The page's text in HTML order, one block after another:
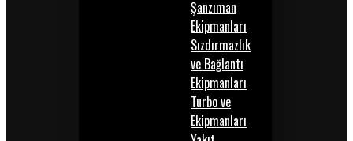
Şanzıman
Ekipmanları
Sızdırmazlık
ve Bağlantı
Ekipmanları
Turbo ve
Ekipmanları